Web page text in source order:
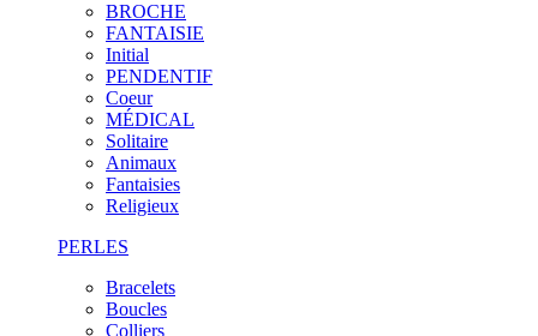
BROCHE
FANTAISIE
Initial
PENDENTIF
Coeur
MÉDICAL
Solitaire
Animaux
Fantaisies
Religieux
PERLES
Bracelets
Boucles
Colliers